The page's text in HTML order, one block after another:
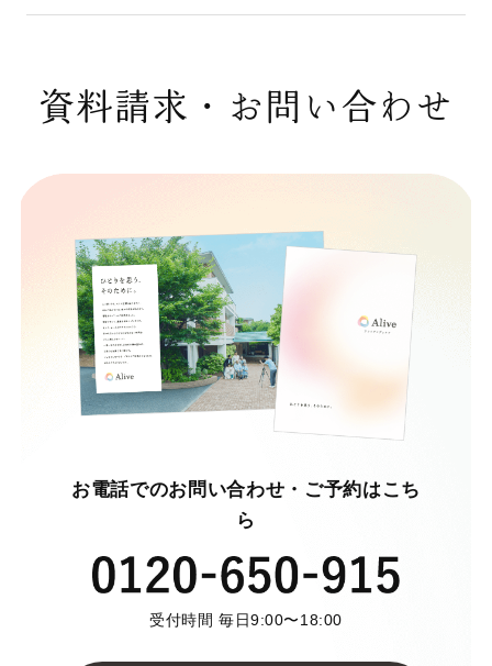
資料請求・お問い合わせ
お電話でのお問い合わせ・ご予約はこち
ら
受付時間 毎日9:00〜18:00